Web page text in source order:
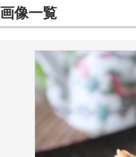
ちょっと気になるネットの話題
画像一覧